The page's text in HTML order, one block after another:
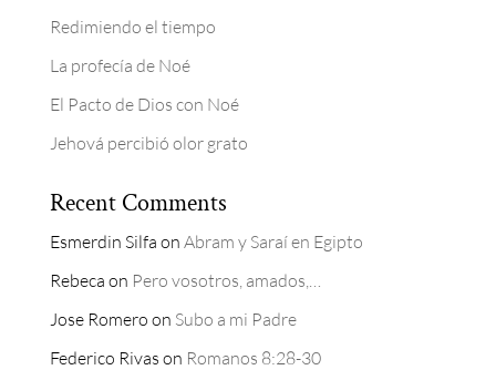
Redimiendo el tiempo
La profecía de Noé
El Pacto de Dios con Noé
Jehová percibió olor grato
Recent Comments
Esmerdin Silfa on Abram y Saraí en Egipto
Rebeca on Pero vosotros, amados,…
Jose Romero on Subo a mi Padre
Federico Rivas on Romanos 8:28-30